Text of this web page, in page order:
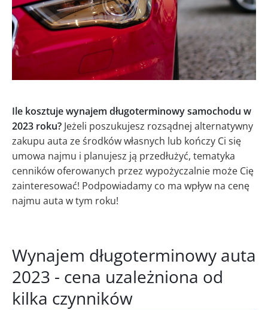
Ile kosztuje wynajem długoterminowy samochodu w
2023 roku? Jeżeli poszukujesz rozsądnej alternatywny
zakupu auta ze środków własnych lub kończy Ci się
umowa najmu i planujesz ją przedłużyć, tematyka
cenników oferowanych przez wypożyczalnie może Cię
zainteresować! Podpowiadamy co ma wpływ na cenę
najmu auta w tym roku!
Wynajem długoterminowy auta
2023 - cena uzależniona od
kilka czynników